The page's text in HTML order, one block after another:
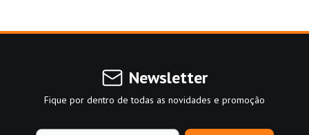
Newsletter
Fique por dentro de todas as novidades e promoção